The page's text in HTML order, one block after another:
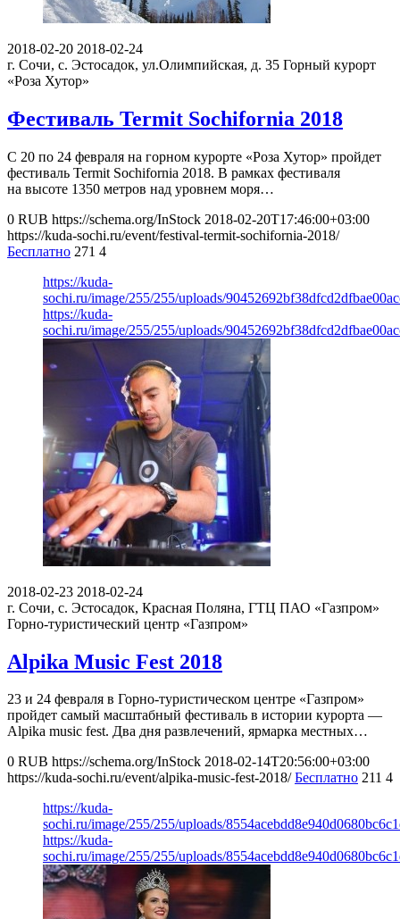
2018-02-20 2018-02-24
г. Сочи, с. Эстосадок, ул.Олимпийская, д. 35 Горный курорт
«Роза Хутор»
Фестиваль Termit Sochifornia 2018
С 20 по 24 февраля на горном курорте «Роза Хутор» пройдет
фестиваль Termit Sochifornia 2018. В рамках фестиваля
на высоте 1350 метров над уровнем моря…
0 RUB https://schema.org/InStock 2018-02-20T17:46:00+03:00
https://kuda-sochi.ru/event/festival-termit-sochifornia-2018/
Бесплатно 271 4
https://kuda-
sochi.ru/image/255/255/uploads/
https://kuda-
sochi.ru/image/255/255/uploads/
2018-02-23 2018-02-24
г. Сочи, с. Эстосадок, Красная Поляна, ГТЦ ПАО «Газпром»
Горно-туристический центр «Газпром»
Alpika Music Fest 2018
23 и 24 февраля в Горно-туристическом центре «Газпром»
пройдет самый масштабный фестиваль в истории курорта —
Alpika music fest. Два дня развлечений, ярмарка местных…
0 RUB https://schema.org/InStock 2018-02-14T20:56:00+03:00
https://kuda-sochi.ru/event/alpika-music-fest-2018/ Бесплатно 211 4
https://kuda-
sochi.ru/image/255/255/uploads/
https://kuda-
sochi.ru/image/255/255/uploads/